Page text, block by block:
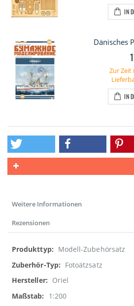
IN
Dänisches
Zur
IN
Weitere Informationen
Rezensionen
Weitere
Informationen
Modell-Zubehörsatz
Fotoätzsatz
Oriel
1:200